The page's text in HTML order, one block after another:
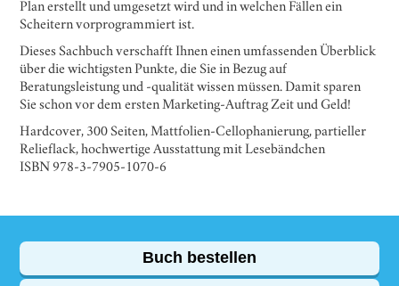
Plan erstellt und umgesetzt wird und in welchen Fällen ein
Scheitern vorprogrammiert ist.
Dieses Sachbuch verschafft Ihnen einen umfassenden Überblick
über die wichtigsten Punkte, die Sie in Bezug auf
Beratungsleistung und -qualität wissen müssen. Damit sparen
Sie schon vor dem ersten Marketing-Auftrag Zeit und Geld!
Hardcover, 300 Seiten, Mattfolien-Cellophanierung, partieller
Relieflack, hochwertige Ausstattung mit Lesebändchen
ISBN 978-3-7905-1070-6
Buch bestellen